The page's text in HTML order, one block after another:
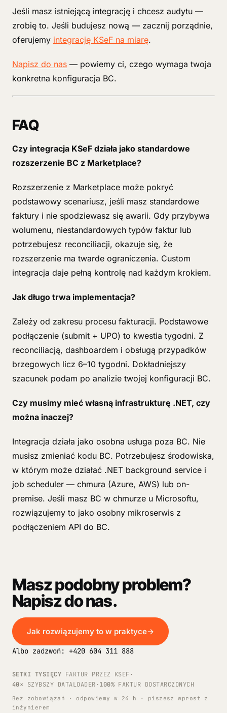
Jeśli masz istniejącą integrację i chcesz audytu —
zrobię to. Jeśli budujesz nową — zacznij porządnie,
oferujemy integrację KSeF na miarę.
Napisz do nas — powiemy ci, czego wymaga twoja
konkretna konfiguracja BC.
FAQ
Czy integracja KSeF działa jako standardowe
rozszerzenie BC z Marketplace?
Rozszerzenie z Marketplace może pokryć
podstawowy scenariusz, jeśli masz standardowe
faktury i nie spodziewasz się awarii. Gdy przybywa
wolumenu, niestandardowych typów faktur lub
potrzebujesz reconciliacji, okazuje się, że
rozszerzenie ma twarde ograniczenia. Custom
integracja daje pełną kontrolę nad każdym krokiem.
Jak długo trwa implementacja?
Zależy od zakresu procesu fakturacji. Podstawowe
podłączenie (submit + UPO) to kwestia tygodni. Z
reconciliacją, dashboardem i obsługą przypadków
brzegowych licz 6–10 tygodni. Dokładniejszy
szacunek podam po analizie twojej konfiguracji BC.
Czy musimy mieć własną infrastrukturę .NET, czy
można inaczej?
Integracja działa jako osobna usługa poza BC. Nie
musisz zmieniać kodu BC. Potrzebujesz środowiska,
w którym może działać .NET background service i
job scheduler — chmura (Azure, AWS) lub on-
premise. Jeśli masz BC w chmurze u Microsoftu,
rozwiązujemy to jako osobny mikroserwis z
podłączeniem API do BC.
Masz podobny problem?
Napisz do nas.
Jak rozwiązujemy to w praktyce→
Albo zadzwoń: +420 604 311 888
SETKI TYSIĘCY FAKTUR PRZEZ KSEF·
40× SZYBSZY DATALOADER·100%FAKTUR DOSTARCZONYCH
Bez zobowiązań · odpowiemy w 24 h · piszesz wprost z
inżynierem